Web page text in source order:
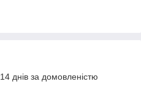
днів за домовленістю